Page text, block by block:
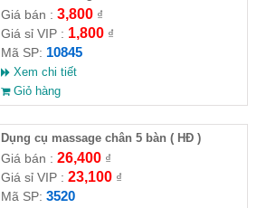
Giá bán : 3,800₫
Giá sỉ VIP : 1,800₫
Mã SP: 10845
Xem chi tiết
Giỏ hàng
Dụng cụ massage chân 5 bàn ( HĐ )
Giá bán : 26,400₫
Giá sỉ VIP : 23,100₫
Mã SP: 3520